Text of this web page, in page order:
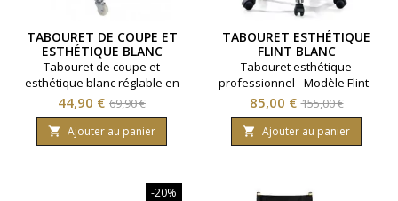
TABOURET DE COUPE ET
ESTHÉTIQUE BLANC
Tabouret de coupe et
esthétique blanc réglable en
hauteur. Etoile en acier
nickelé, type de roue haute
résistance.
Prix
44,90 € Prix
de
base
69,90 €
 Ajouter au panier
TABOURET ESTHÉTIQUE
FLINT BLANC
Tabouret esthétique
professionnel - Modèle Flint -
Coloris Blanc.
Prix
85,00 € Prix
de
base
155,00 €
 Ajouter au panier
-20%